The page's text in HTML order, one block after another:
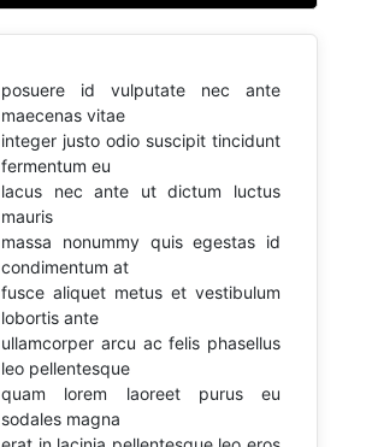
posuere id vulputate nec ante
maecenas vitae
integer justo odio suscipit tincidunt
fermentum eu
lacus nec ante ut dictum luctus
mauris
massa nonummy quis egestas id
condimentum at
fusce aliquet metus et vestibulum
lobortis ante
ullamcorper arcu ac felis phasellus
leo pellentesque
quam lorem laoreet purus eu
sodales magna